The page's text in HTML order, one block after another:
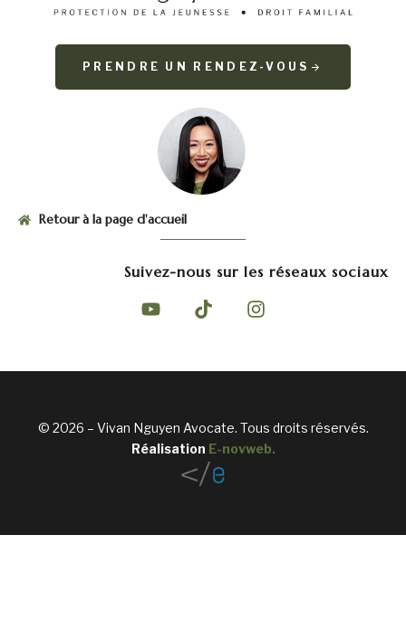
PRENDRE UN RENDEZ-VOUS
Retour à la page d'accueil
Suivez-nous sur les réseaux sociaux
© 2026 – Vivan Nguyen Avocate. Tous droits réservés.
Réalisation E-novweb.